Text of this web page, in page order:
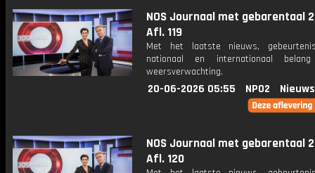
NOS Journaal met gebarentaal
Afl. 119
Met het laatste nieuws,
nationaal en internationaal
weersverwachting.
20-06-2026 05:55 NPO2
NOS Journaal met gebarentaal
Afl. 120